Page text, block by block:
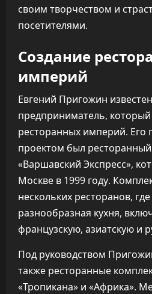
своим творчеством и
посетителями.
Создание
империй
Евгений Пригожин
предприниматель, который
ресторанных империй.
проектом был
«Варшавский Экспресс»,
Москве в 1999 году.
нескольких ресторанов,
разнообразная кухня,
французскую, азиатскую и
Под руководством
также ресторанные
«Тропикана» и «Африка».